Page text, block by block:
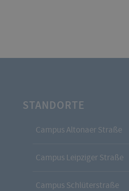
STANDORTE
Campus Altonaer Straße
Campus Leipziger Straße
Campus Schlüterstraße